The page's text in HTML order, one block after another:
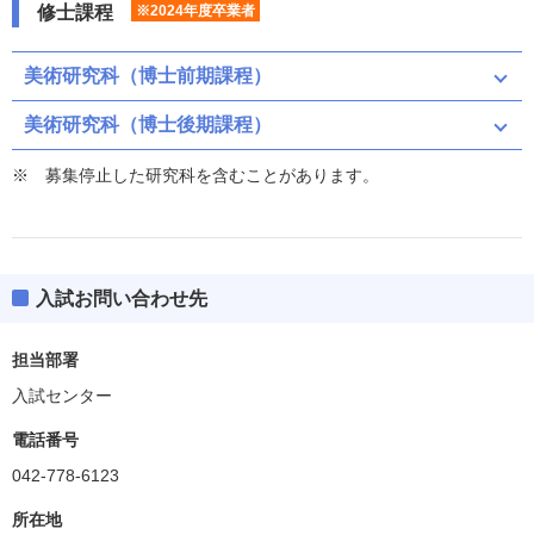
修士課程 ※2024年度卒業者
美術研究科（博士前期課程）
美術研究科（博士後期課程）
募集停止した研究科を含むことがあります。
入試お問い合わせ先
担当部署
入試センター
電話番号
042-778-6123
所在地